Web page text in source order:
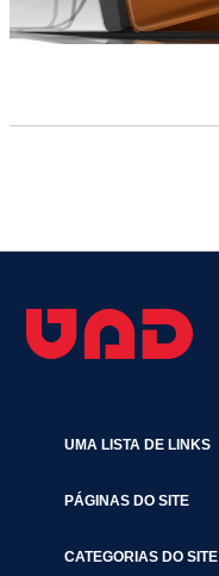
UMA LISTA DE LINKS
PÁGINAS DO SITE
CATEGORIAS DO SITE